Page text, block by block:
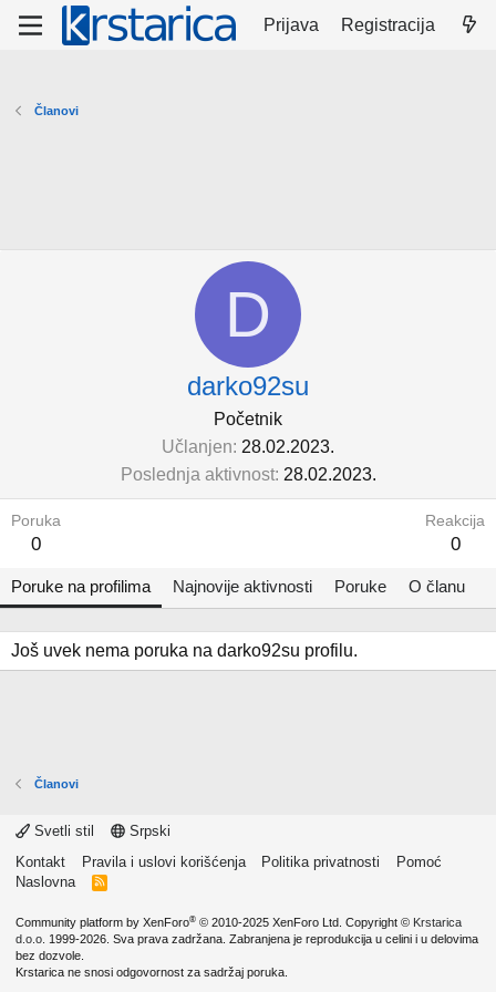
Prijava Registracija
Članovi
D
darko92su
Početnik
Učlanjen 28.02.2023.
Poslednja aktivnost 28.02.2023.
Poruka
0
Reakcija
0
Poruke na profilima Najnovije aktivnosti Poruke O članu
Još uvek nema poruka na darko92su profilu.
Članovi
Svetli stil
Srpski
Kontakt
Pravila i uslovi korišćenja Politika privatnosti
Pomoć
Naslovna
R
Community platform by XenForo® © 2010-2025 XenForo Ltd. Copyright © Krstarica
d.o.o. 1999-2026. Sva prava zadržana. Zabranjena je reprodukcija u celini i u delovima
bez dozvole.
Krstarica ne snosi odgovornost za sadržaj poruka.